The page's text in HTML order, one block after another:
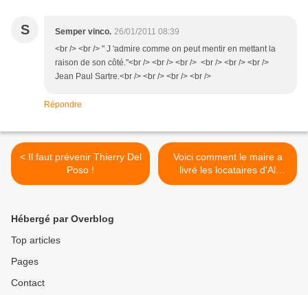
S Semper vinco. 26/01/2011 08:39
<br /> <br /> " J 'admire comme on peut mentir en mettant la
raison de son côté."<br /> <br /> <br /> <br /> <br /> <br />
Jean Paul Sartre.<br /> <br /> <br /> <br />
Répondre
< Il faut prévenir Thierry Del
Poso !
Voici comment le maire a
livré les locataires d'Al
Fourty à M. Ambroise >
Hébergé par Overblog
Top articles
Pages
Contact